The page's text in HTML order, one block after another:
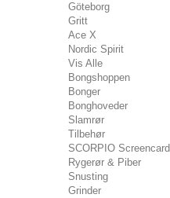
Göteborg
Gritt
Ace X
Nordic Spirit
Vis Alle
Bongshoppen
Bonger
Bonghoveder
Slamrør
Tilbehør
SCORPIO Screencard
Rygerør & Piber
Snusting
Grinder